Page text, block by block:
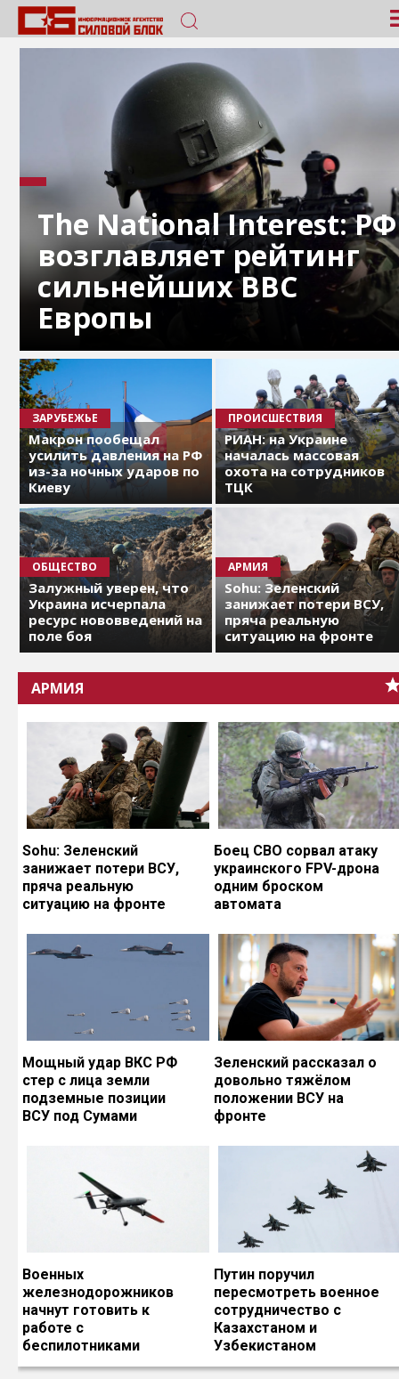
The National Interest: РФ
возглавляет рейтинг
сильнейших ВВС
Европы
ЗАРУБЕЖЬЕ
Макрон пообещал
усилить давления на РФ
из-за ночных ударов по
Киеву
ПРОИСШЕСТВИЯ
РИАН: на Украине
началась массовая
охота на сотрудников
ТЦК
ОБЩЕСТВО
Залужный уверен, что
Украина исчерпала
ресурс нововведений на
поле боя
АРМИЯ
Sohu: Зеленский
занижает потери ВСУ,
пряча реальную
ситуацию на фронте
АРМИЯ
Sohu: Зеленский
занижает потери ВСУ,
пряча реальную
ситуацию на фронте
Боец СВО сорвал атаку
украинского FPV-дрона
одним броском
автомата
Мощный удар ВКС РФ
стер с лица земли
подземные позиции
ВСУ под Сумами
Зеленский рассказал о
довольно тяжёлом
положении ВСУ на
фронте
Военных
железнодорожников
начнут готовить к
работе с
беспилотниками
Путин поручил
пересмотреть военное
сотрудничество с
Казахстаном и
Узбекистаном